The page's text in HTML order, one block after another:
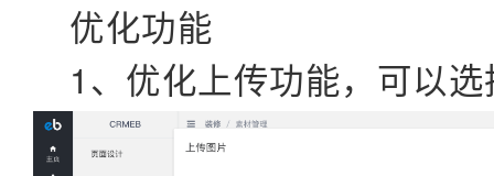
优化功能
1、优化上传功能，可以